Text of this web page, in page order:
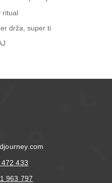
ritual
drža, super ti
433
963 797